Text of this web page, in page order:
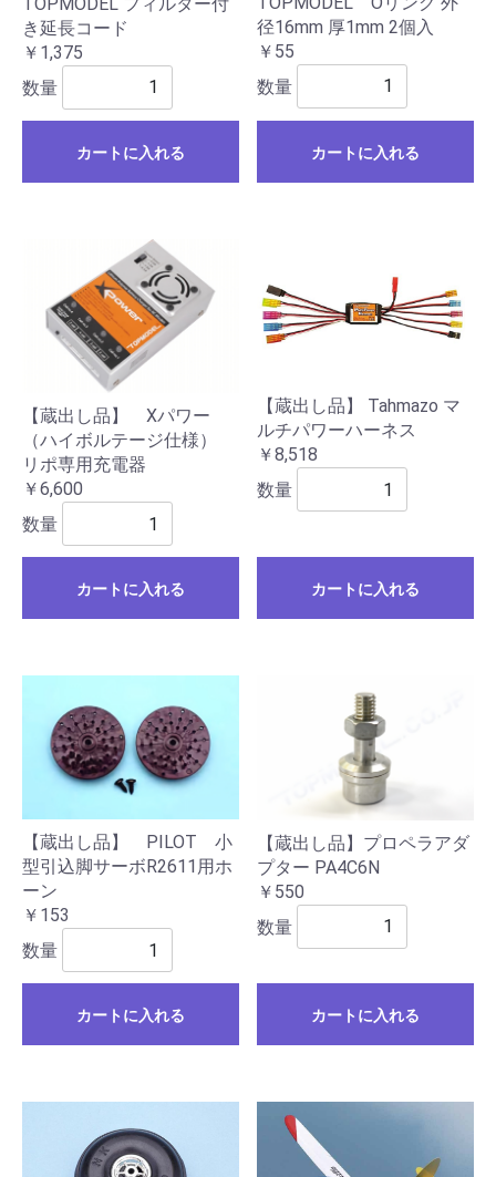
き延長コード
￥1,375
数量
カートに入れる
径16mm 厚1mm 2個入
￥55
数量
カートに入れる
【蔵出し品】 Xパワー
（ハイボルテージ仕様）
リポ専用充電器
￥6,600
数量
カートに入れる
【蔵出し品】 Tahmazo マ
ルチパワーハーネス
￥8,518
数量
カートに入れる
【蔵出し品】 PILOT 小
型引込脚サーボR2611用ホ
ーン
￥153
数量
カートに入れる
【蔵出し品】プロペラアダ
プター PA4C6N
￥550
数量
カートに入れる